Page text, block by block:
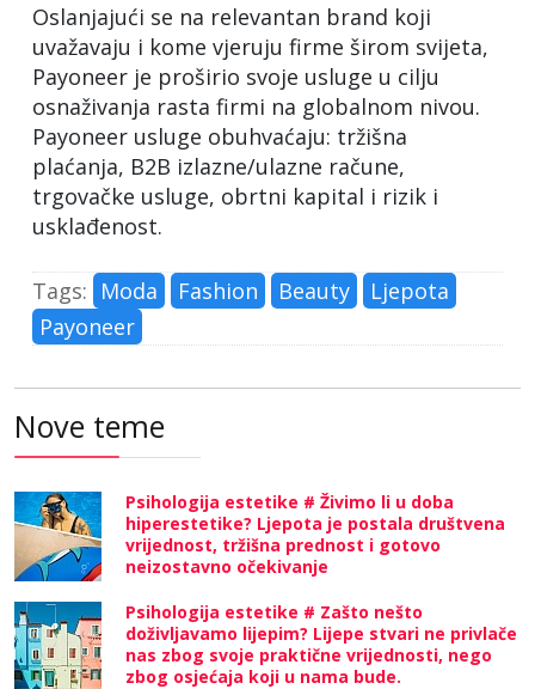
Oslanjajući se na relevantan brand koji
uvažavaju i kome vjeruju firme širom svijeta,
Payoneer je proširio svoje usluge u cilju
osnaživanja rasta firmi na globalnom nivou.
Payoneer usluge obuhvaćaju: tržišna
plaćanja, B2B izlazne/ulazne račune,
trgovačke usluge, obrtni kapital i rizik i
usklađenost.
Tags: Moda Fashion Beauty
Ljepota
Payoneer
Nove teme
Psihologija estetike # Živimo li u doba
hiperestetike? Ljepota je postala društvena
vrijednost, tržišna prednost i gotovo
neizostavno očekivanje
Psihologija estetike # Zašto nešto
doživljavamo lijepim? Lijepe stvari ne privlače
nas zbog svoje praktične vrijednosti, nego
zbog osjećaja koji u nama bude.